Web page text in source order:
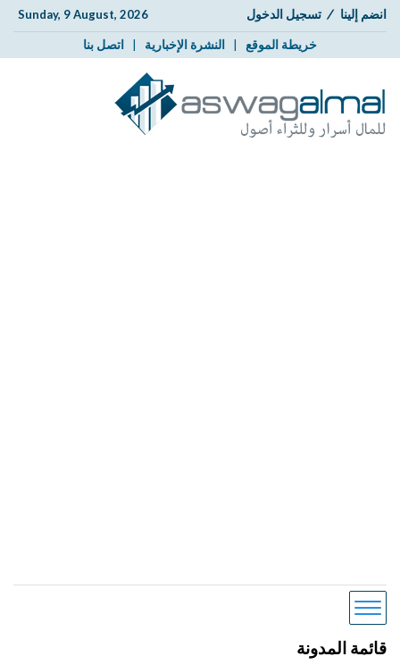
انضم إلينا / تسجيل الدخول Sunday, 9 August, 2026
خريطة الموقع | النشرة الإخبارية | اتصل بنا
قائمة المدونة